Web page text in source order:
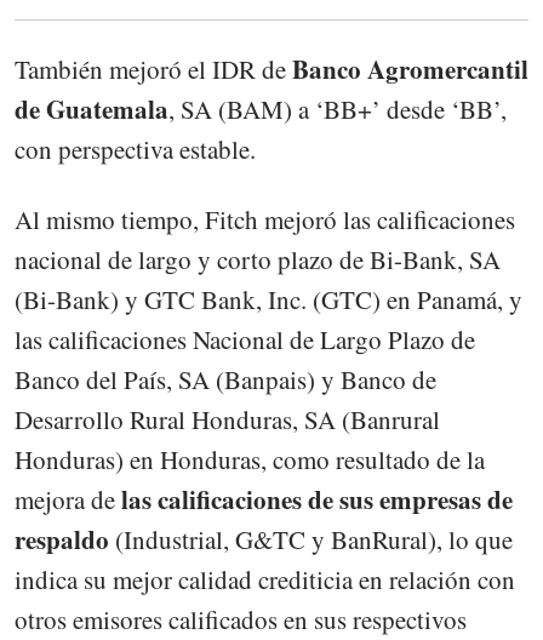
También mejoró el IDR deBanco Agromercantil
de Guatemala, SA (BAM) a ‘BB+’ desde ‘BB’,
con perspectiva estable.
Al mismo tiempo, Fitch mejoró las calificaciones
nacional de largo y corto plazo de Bi-Bank, SA
(Bi-Bank) y GTC Bank, Inc. (GTC) en Panamá, y
las calificaciones Nacional de Largo Plazo de
Banco del País, SA (Banpais) y Banco de
Desarrollo Rural Honduras, SA (Banrural
Honduras) en Honduras, como resultado de la
mejora delas calificaciones de sus empresas de
respaldo (Industrial, G&TC y BanRural), lo que
indica su mejor calidad crediticia en relación con
otros emisores calificados en sus respectivos